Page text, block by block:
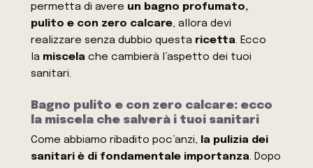
permetta di avere un bagno profumato,
pulito e con zero calcare, allora devi
realizzare senza dubbio questa ricetta. Ecco
la miscela che cambierà l’aspetto dei tuoi
sanitari.
Bagno pulito e con zero calcare: ecco
la miscela che salverà i tuoi sanitari
Come abbiamo ribadito poc’anzi,
la pulizia dei
sanitari è di fondamentale importanza. Dopo